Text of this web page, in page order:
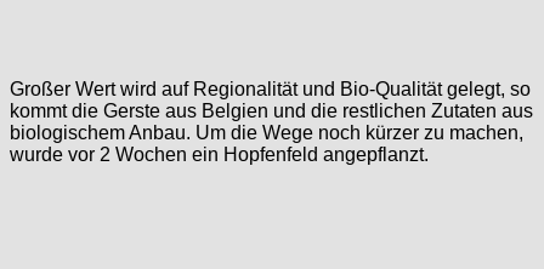
Großer Wert wird auf Regionalität und Bio-Qualität gelegt, so
kommt die Gerste aus Belgien und die restlichen Zutaten aus
biologischem Anbau. Um die Wege noch kürzer zu machen,
wurde vor 2 Wochen ein Hopfenfeld angepflanzt.